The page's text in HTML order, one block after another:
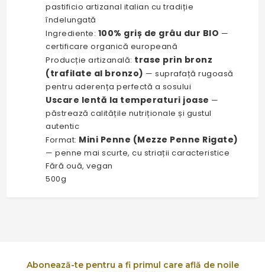
pastificio artizanal italian cu tradiție
îndelungată
Ingrediente: 100% griș de grâu dur BIO —
certificare organică europeană
Producție artizanală: trase prin bronz
(trafilate al bronzo) — suprafață rugoasă
pentru aderența perfectă a sosului
Uscare lentă la temperaturi joase —
păstrează calitățile nutriționale și gustul
autentic
Format: Mini Penne (Mezze Penne Rigate)
— penne mai scurte, cu striații caracteristice
Fără ouă, vegan
500g
Abonează-te pentru a fi primul care află de noile